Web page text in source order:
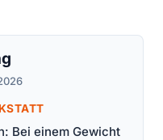
Bei einem Gewicht